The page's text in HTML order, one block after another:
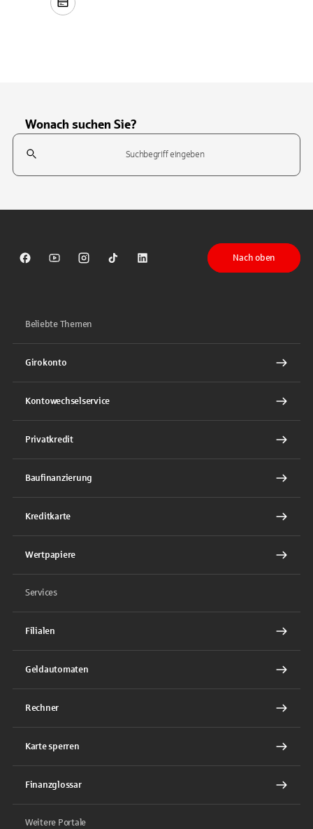
Wonach suchen Sie?
Suchfeld
Sparkasse auf Facebook
Sparkasse auf Youtube
Sparkasse auf Instagram
Sparkasse auf TikTok
Sparkasse auf LinkedIn
Nach oben
Beliebte Themen
Girokonto
Kontowechselservice
Privatkredit
Baufinanzierung
Kreditkarte
Wertpapiere
Services
Filialen
Geldautomaten
Rechner
Karte sperren
Finanzglossar
Weitere Portale